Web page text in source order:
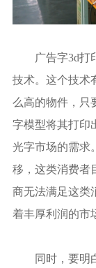
广告字3d打印
技术。这个技术
么高的物件，只
字模型将其打印
光字市场的需求
移，这类消费者
商无法满足这类
着丰厚利润的市
同时，要明白